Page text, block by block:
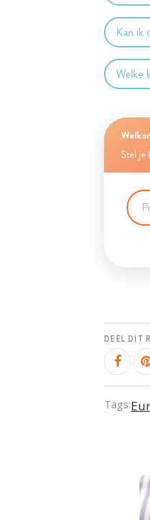
Kan ik
Welke
Stel je
DEEL DIT
Tags: